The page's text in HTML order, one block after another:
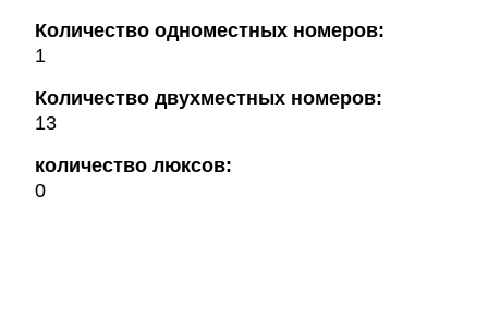
Количество одноместных номеров:
1
Количество двухместных номеров:
13
количество люксов:
0